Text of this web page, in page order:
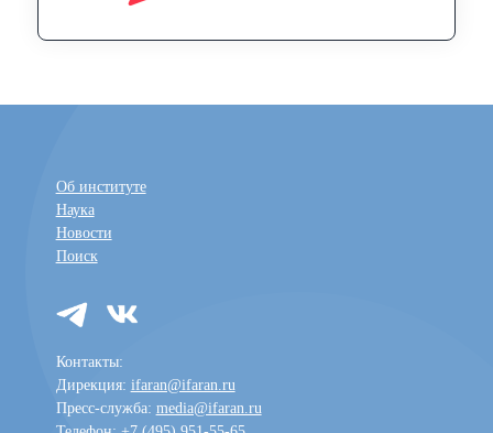
Об институте
Наука
Новости
Поиск
Контакты:
Дирекция: ifaran@ifaran.ru
Пресс-служба: media@ifaran.ru